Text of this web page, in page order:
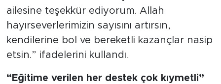
ailesine teşekkür ediyorum. Allah
hayırseverlerimizin sayısını artırsın,
kendilerine bol ve bereketli kazançlar nasip
etsin.” ifadelerini kullandı.
“Eğitime verilen her destek çok kıymetli”